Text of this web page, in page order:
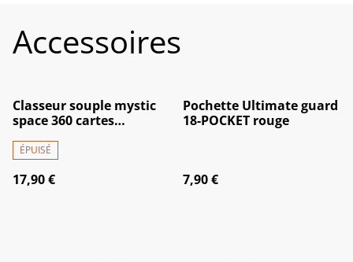
Accessoires
Classeur souple mystic
space 360 cartes
ÉPUISÉ
17,90 €
Pochette Ultimate guard
18-POCKET rouge
7,90 €